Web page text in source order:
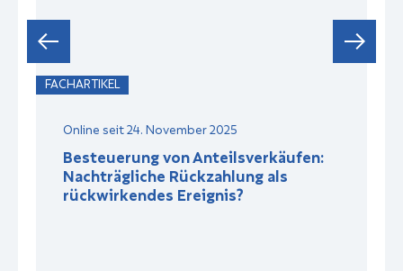
FACHARTIKEL
Online seit 24. November 2025
Besteuerung von Anteilsverkäufen:
Nachträgliche Rückzahlung als
rückwirkendes Ereignis?